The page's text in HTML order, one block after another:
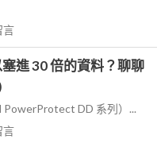
言
進 30 倍的資料？聊聊
DD 系列）...
言